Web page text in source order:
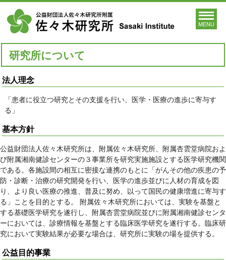
MENU
研究所について
法人理念
「患者に役立つ研究とその支援を行い、医学・医療の進歩に寄与す
る」
基本方針
公益財団法人佐々木研究所は、附属佐々木研究所、附属杏雲堂病院およ
び附属湘南健診センターの３事業所を研究実施施設とする医学研究機関
である。各施設間の相互に密接な連携のもとに「がんその他の疾患の予
防・診断・治療の研究開発を行い、医学の進歩並びに人材の育成を図
り、より良い医療の推進、普及に努め、以って国民の健康増進に寄与す
る」ことを目的とする。 附属佐々木研究所においては、実験を基盤と
する基礎医学研究を遂行し、附属杏雲堂病院並びに附属湘南健診センタ
ーにおいては、診療情報を基盤とする臨床医学研究を遂行する。臨床研
究において実験結果が必要な場合は、研究所に実験の場を提供する。
公益目的事業